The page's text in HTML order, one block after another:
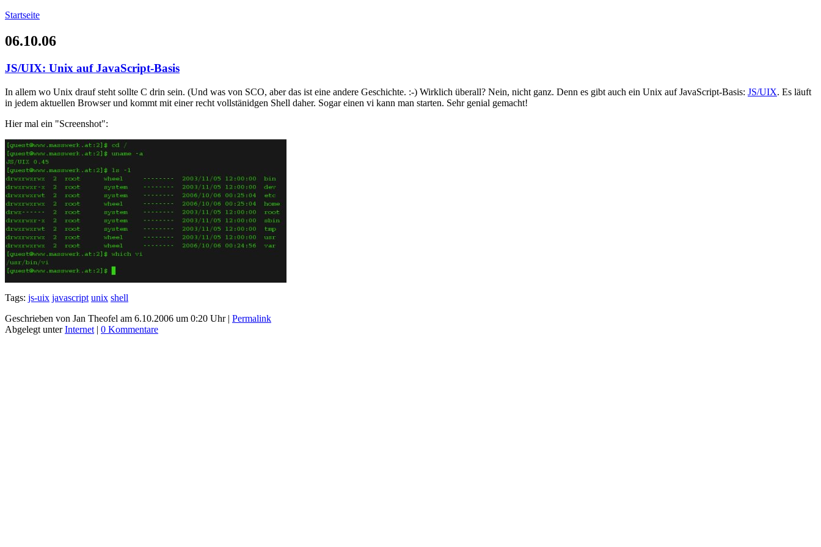
Startseite
06.10.06
JS/UIX: Unix auf JavaScript-Basis
In allem wo Unix drauf steht sollte C drin sein. (Und was von SCO, aber das ist eine andere Geschichte. :-) Wirklich überall? Nein, nicht ganz. Denn es gibt auch ein Unix auf JavaScript-Basis: JS/UIX. Es läuft
in jedem aktuellen Browser und kommt mit einer recht vollstänidgen Shell daher. Sogar einen vi kann man starten. Sehr genial gemacht!
Hier mal ein "Screenshot":
Tags: js-uix javascript unix shell
Geschrieben von Jan Theofel am 6.10.2006 um 0:20 Uhr | Permalink
Abgelegt unterInternet | 0 Kommentare